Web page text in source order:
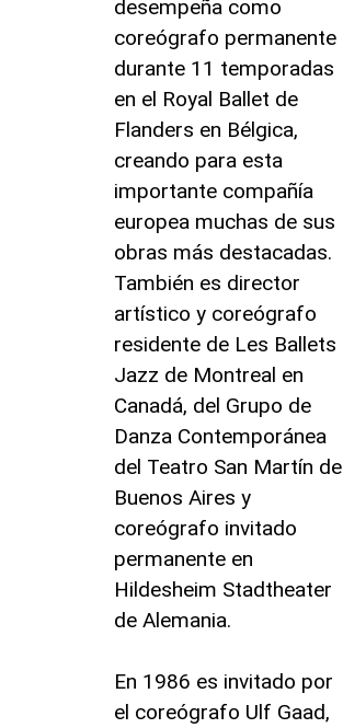
desempeña como
coreógrafo permanente
durante 11 temporadas
en el Royal Ballet de
Flanders en Bélgica,
creando para esta
importante compañía
europea muchas de sus
obras más destacadas.
También es director
artístico y coreógrafo
residente de Les Ballets
Jazz de Montreal en
Canadá, del Grupo de
Danza Contemporánea
del Teatro San Martín de
Buenos Aires y
coreógrafo invitado
permanente en
Hildesheim Stadtheater
de Alemania.
En 1986 es invitado por
el coreógrafo Ulf Gaad,